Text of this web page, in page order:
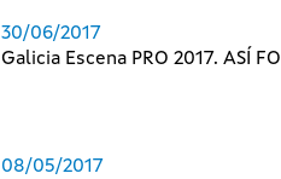
30/06/2017
Galicia Escena PRO 2017. ASÍ FOI
08/05/2017